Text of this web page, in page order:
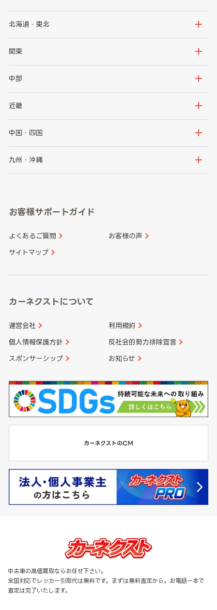
北海道・東北
北海道
岩手県
秋田県
関東
茨城県
群馬県
千葉県
中部
新潟県
石川県
山梨県
愛知県
近畿
大阪府
京都府
和歌山県
中国・四国
鳥取県
山口県
香川県 愛媛県
九州・沖縄
長崎県
大分県 宮崎県
お客様サポートガイド
よくあるご質問 お客様の声
サイトマップ
カーネクストについて
運営会社 利用規約
個人情報保護方針 反社会的勢力排除宣言
スポンサーシップ お知らせ
中古車の高価買取ならお任せ下さい。
全国対応でレッカー引取代は無料です。まずは無料査定から。お電話一本で
査定は完了いたします。